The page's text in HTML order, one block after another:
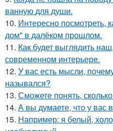
ванную для души.
10. Интересно посмотреть,
дом" в далёком прошлом.
11. Как будет выглядить
современном интерьере.
12. У вас есть мысли,
назывался?
13. Сможете понять,
14. А вы думаете, что у вас
15. Например: я белый,